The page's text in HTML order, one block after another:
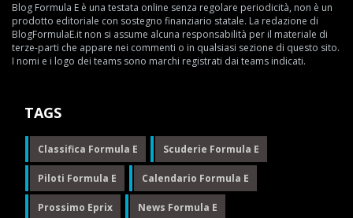
Blog Formula E è una testata online senza regolare periodicità, non è un
prodotto editoriale con sostegno finanziario statale. La redazione di
BlogFormulaE.it non si assume alcuna responsabilità per il materiale di
terze-parti che appare nei commenti o in qualsiasi sezione di questo sito.
I nomi e i logo dei teams sono marchi registrati dai teams indicati.
TAGS
Classifica Formula E Scuderie Formula E
Piloti Formula E Calendario Formula E
Prossimo Eprix News Formula E